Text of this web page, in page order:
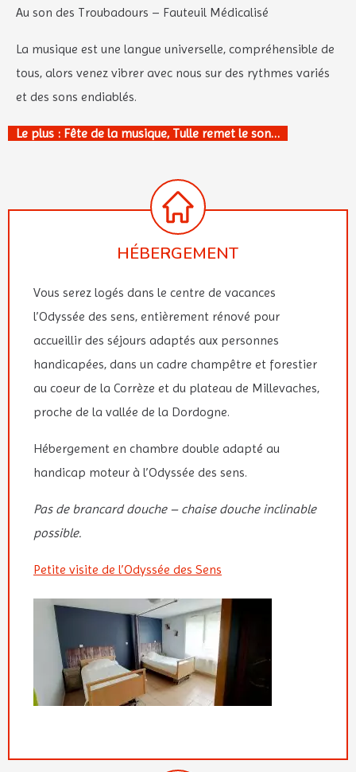
Au son des Troubadours – Fauteuil Médicalisé
La musique est une langue universelle, compréhensible de
tous, alors venez vibrer avec nous sur des rythmes variés
et des sons endiablés.
Le plus : Fête de la musique, Tulle remet le son…
HÉBERGEMENT
Vous serez logés dans le centre de vacances
l’Odyssée des sens, entièrement rénové pour
accueillir des séjours adaptés aux personnes
handicapées, dans un cadre champêtre et forestier
au coeur de la Corrèze et du plateau de Millevaches,
proche de la vallée de la Dordogne.
Hébergement en chambre double adapté au
handicap moteur à l’Odyssée des sens.
Pas de brancard douche – chaise douche inclinable
possible.
Petite visite de l’Odyssée des Sens